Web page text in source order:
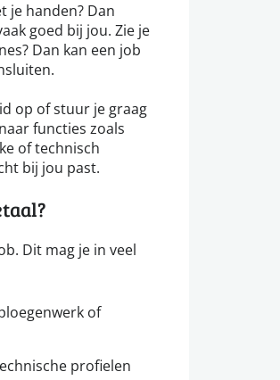
je handen? Dan
goed bij jou. Zie je
Dan kan een job
op of stuur je graag
functies zoals
of technisch
bij jou past.
Dit mag je in veel
of
profielen